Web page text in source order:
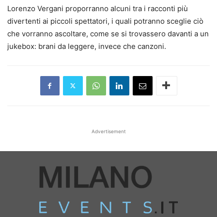
Lorenzo Vergani proporranno alcuni tra i racconti più
divertenti ai piccoli spettatori, i quali potranno sceglie ciò
che vorranno ascoltare, come se si trovassero davanti a un
jukebox: brani da leggere, invece che canzoni.
Advertisement